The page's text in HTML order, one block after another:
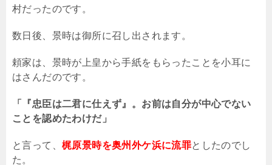
村だったのです。
数日後、景時は御所に召し出されます。
頼家は、景時が上皇から手紙をもらったことを小耳に
はさんだのです。
「『忠臣は二君に仕えず』。お前は自分が中心でない
ことを認めたわけだ」
と言って、 梶原景時を奥州外ケ浜に流罪としたのでし
た。